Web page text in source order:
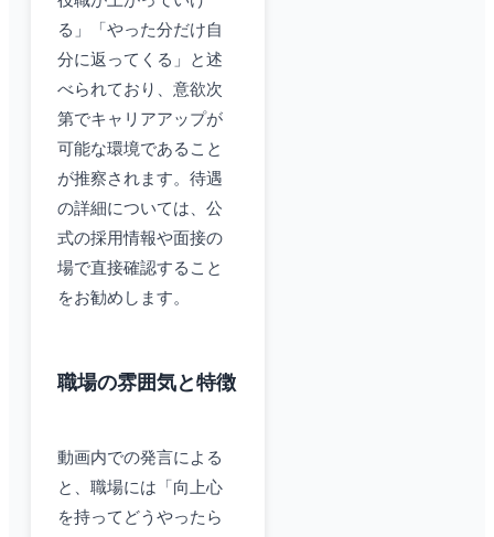
る」「やった分だけ自
分に返ってくる」と述
べられており、意欲次
第でキャリアアップが
可能な環境であること
が推察されます。待遇
の詳細については、公
式の採用情報や面接の
場で直接確認すること
をお勧めします。
職場の雰囲気と特徴
動画内での発言による
と、職場には「向上心
を持ってどうやったら